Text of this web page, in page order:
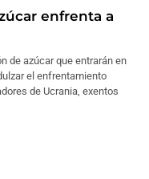
enfrenta a
de azúcar que entrarán en
el enfrentamiento
de Ucrania, exentos